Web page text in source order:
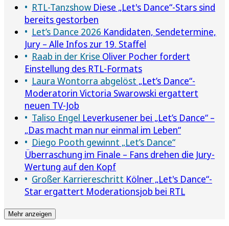
RTL-Tanzshow Diese „Let's Dance“-Stars sind
bereits gestorben
Let’s Dance 2026 Kandidaten, Sendetermine,
Jury – Alle Infos zur 19. Staffel
Raab in der Krise Oliver Pocher fordert
Einstellung des RTL-Formats
Laura Wontorra abgelöst „Let’s Dance“-
Moderatorin Victoria Swarowski ergattert
neuen TV-Job
Taliso Engel Leverkusener bei „Let’s Dance“ –
„Das macht man nur einmal im Leben“
Diego Pooth gewinnt „Let’s Dance“
Überraschung im Finale – Fans drehen die Jury-
Wertung auf den Kopf
Großer Karriereschritt Kölner „Let's Dance“-
Star ergattert Moderationsjob bei RTL
Mehr anzeigen